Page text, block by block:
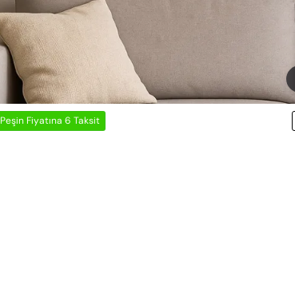
Peşin Fiyatına 6 Taksit